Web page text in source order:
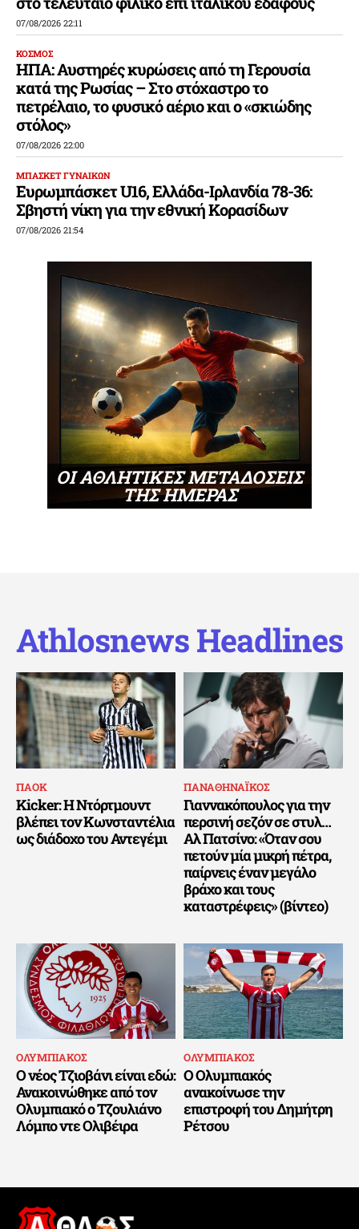
07/08/2026 22:11
ΚΟΣΜΟΣ
ΗΠΑ: Αυστηρές κυρώσεις από τη Γερουσία
κατά της Ρωσίας – Στο στόχαστρο το
πετρέλαιο, το φυσικό αέριο και ο «σκιώδης
στόλος»
07/08/2026 22:00
ΜΠΑΣΚΕΤ ΓΥΝΑΙΚΩΝ
Ευρωμπάσκετ U16, Ελλάδα-Ιρλανδία 78-36:
Σβηστή νίκη για την εθνική Κορασίδων
07/08/2026 21:54
ΟΙ ΑΘΛΗΤΙΚΕΣ ΜΕΤΑΔΟΣΕΙΣ
ΤΗΣ ΗΜΕΡΑΣ
Athlosnews Headlines
ΠΑΟΚ
Kicker: Η Ντόρτμουντ
βλέπει τον Κωνσταντέλια
ως διάδοχο του Αντεγέμι
ΠΑΝΑΘΗΝΑΪΚΟΣ
Γιαννακόπουλος για την
περσινή σεζόν σε στυλ…
Αλ Πατσίνο: «Όταν σου
πετούν μία μικρή πέτρα,
παίρνεις έναν μεγάλο
βράχο και τους
καταστρέφεις» (βίντεο)
ΟΛΥΜΠΙΑΚΟΣ
Ο νέος Τζιοβάνι είναι εδώ:
Ανακοινώθηκε από τον
Ολυμπιακό ο Τζουλιάνο
Λόμπο ντε Ολιβέιρα
ΟΛΥΜΠΙΑΚΟΣ
Ο Ολυμπιακός
ανακοίνωσε την
επιστροφή του Δημήτρη
Ρέτσου